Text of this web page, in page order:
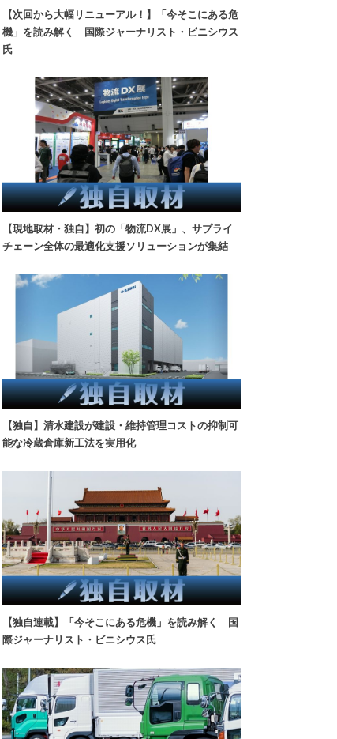
【次回から大幅リニューアル！】「今そこにある危
機」を読み解く 国際ジャーナリスト・ビニシウス
氏
【現地取材・独自】初の「物流DX展」、サプライ
チェーン全体の最適化支援ソリューションが集結
【独自】清水建設が建設・維持管理コストの抑制可
能な冷蔵倉庫新工法を実用化
【独自連載】「今そこにある危機」を読み解く 国
際ジャーナリスト・ビニシウス氏